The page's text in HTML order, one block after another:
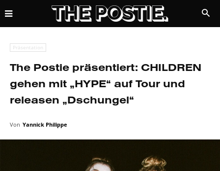
Präsentation
The Postie präsentiert: CHILDREN
gehen mit „HYPE“ auf Tour und
releasen „Dschungel“
Von Yannick Philippe